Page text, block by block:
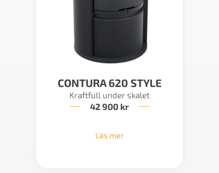
CONTURA 620 STYLE
Kraftfull under skalet
42 900 kr
Läs mer